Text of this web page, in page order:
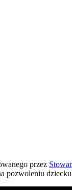
przez
pozwoleniu